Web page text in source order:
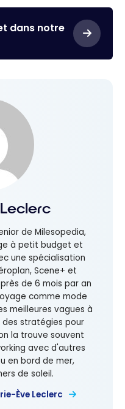
dans notre
de Milesopedia,
à petit budget et
une spécialisation
Scene+ et
de 6 mois par an
comme mode
meilleures vagues à
stratégies pour
la trouve souvent
avec d'autres
en bord de mer,
de soleil.
Ève Leclerc